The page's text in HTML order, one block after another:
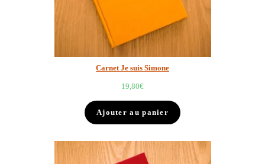
Carnet Je suis Simone
19,80€
Ajouter au panier